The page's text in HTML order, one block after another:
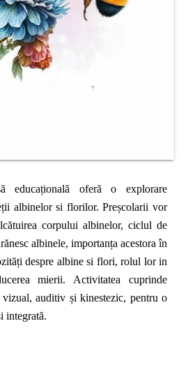
educațională oferă o explorare
albinelor si florilor. Preșcolarii vor
corpului albinelor, ciclul de
albinele, importanța acestora în
despre albine si flori, rolul lor in
mierii. Activitatea cuprinde
vizual, auditiv și kinestezic, pentru o
integrată.